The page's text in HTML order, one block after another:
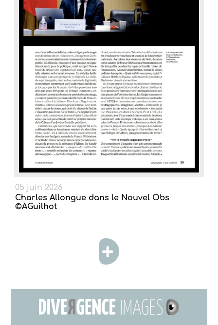
05 juin 2026
Charles Allongue dans le Nouvel Obs
©AGuilhot